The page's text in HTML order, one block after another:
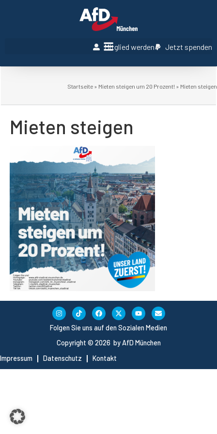
Mitglied werden Jetzt spenden
Startseite » Mieten steigen um 20 Prozent! » Mieten steigen
Mieten steigen
Copyright © 2026 by AfD München
Impressum
Datenschutz Kontakt
Folgen Sie uns auf den Sozialen Medien